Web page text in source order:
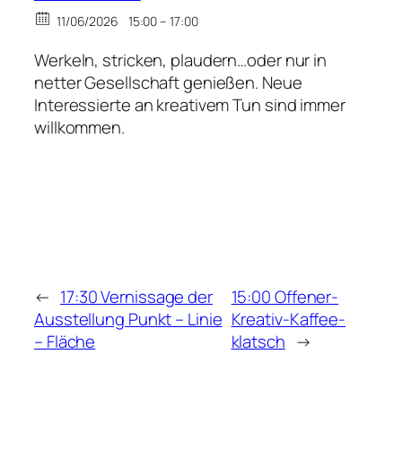
11/06/2026 15:00 – 17:00
Werkeln, stricken, plaudern…oder nur in
netter Gesellschaft genießen. Neue
Interessierte an kreativem Tun sind immer
willkommen.
← 17:30 Vernissage der
Ausstellung Punkt – Linie
– Fläche
15:00 Offener-
Kreativ-Kaffee-
klatsch →